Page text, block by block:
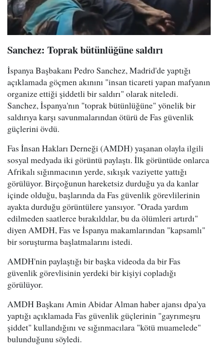
Sanchez: Toprak bütünlüğüne saldırı
İspanya Başbakanı Pedro Sanchez, Madrid'de yaptığı
açıklamada göçmen akınını "insan ticareti yapan mafyanın
organize ettiği şiddetli bir saldırı" olarak niteledi.
Sanchez, İspanya'nın "toprak bütünlüğüne" yönelik bir
saldırıya karşı savunmalarından ötürü de Fas güvenlik
güçlerini övdü.
Fas İnsan Hakları Derneği (AMDH) yaşanan olayla ilgili
sosyal medyada iki görüntü paylaştı. İlk görüntüde onlarca
Afrikalı sığınmacının yerde, sıkışık vaziyette yattığı
görülüyor. Birçoğunun hareketsiz durduğu ya da kanlar
içinde olduğu, başlarında da Fas güvenlik görevlilerinin
ayakta durduğu görüntülere yansıyor. "Orada yardım
edilmeden saatlerce bırakıldılar, bu da ölümleri artırdı"
diyen AMDH, Fas ve İspanya makamlarından "kapsamlı"
bir soruşturma başlatmalarını istedi.
AMDH'nin paylaştığı bir başka videoda da bir Fas
güvenlik görevlisinin yerdeki bir kişiyi copladığı
görülüyor.
AMDH Başkanı Amin Abidar Alman haber ajansı dpa'ya
yaptığı açıklamada Fas güvenlik güçlerinin "gayrımeşru
şiddet" kullandığını ve sığınmacılara "kötü muamelede"
bulunduğunu söyledi.